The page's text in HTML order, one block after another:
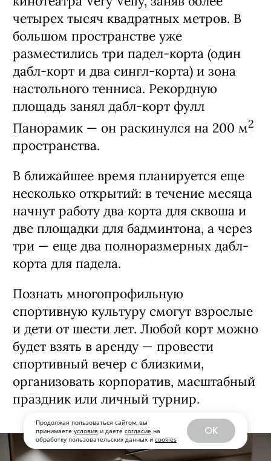
Продолжая пользоваться сайтом, вы
принимаете условия и даете согласие на
обработку пользовательских данных и cookies
OK
Клуб расположился на месте бывшего
кинотеатра Very Velly, заняв более
четырех тысяч квадратных метров. В
большом пространстве уже
разместились три падел-корта (один
дабл-корт и два сингл-корта) и зона
настольного тенниса. Рекордную
площадь занял дабл-корт фулл
Панорамик — он раскинулся на 200 м
пространства.
В ближайшее время планируется еще
несколько открытий: в течение месяца
начнут работу два корта для сквоша и
две площадки для бадминтона, а через
три — еще два полноразмерных дабл-
корта для падела.
Познать многопрофильную
спортивную культуру смогут взрослые
и дети от шести лет. Любой корт можно
будет взять в аренду — провести
спортивный вечер с близкими,
организовать корпоратив, масштабный
праздник или личный турнир.